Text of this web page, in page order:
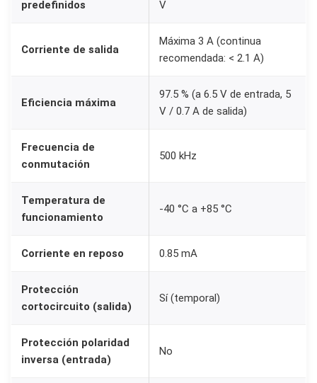
predefinidos
V
Corriente de salida
Máxima 3 A (continua
recomendada: < 2.1 A)
Eficiencia máxima
97.5 % (a 6.5 V de entrada, 5
V / 0.7 A de salida)
Frecuencia de
conmutación
500 kHz
Temperatura de
funcionamiento
-40 °C a +85 °C
Corriente en reposo 0.85 mA
Protección
cortocircuito (salida)
Sí (temporal)
Protección polaridad
inversa (entrada)
No